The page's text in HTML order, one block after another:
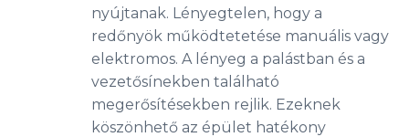
nyújtanak. Lényegtelen, hogy a
redőnyök működtetetése manuális vagy
elektromos. A lényeg a palástban és a
vezetősínekben található
megerősítésekben rejlik. Ezeknek
köszönhető az épület hatékony